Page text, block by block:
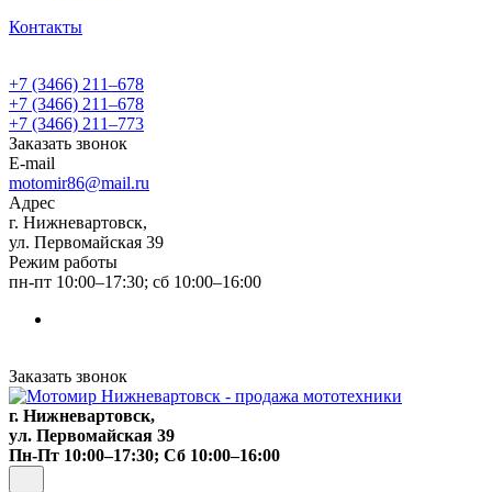
Контакты
+7 (3466) 211‒678
+7 (3466) 211‒678
+7 (3466) 211‒773
Заказать звонок
E-mail
motomir86@mail.ru
Адрес
г. Нижневартовск,
ул. Первомайская 39
Режим работы
пн-пт 10:00–17:30; сб 10:00–16:00
Заказать звонок
г. Нижневартовск,
ул. Первомайская 39
Пн-Пт 10:00–17:30; Сб 10:00–16:00